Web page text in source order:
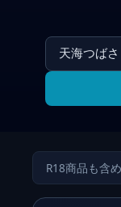
R18商品も含